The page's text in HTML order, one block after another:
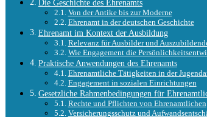
Die Geschichte des Ehrenamts
Von der Antike bis zur Moderne
Ehrenamt in der deutschen Geschichte
Ehrenamt im Kontext der Ausbildung
Relevanz für Ausbilder und
Wie Engagement die
Praktische Anwendungen des Ehrenamts
Ehrenamtliche Tätigkeiten in der
Engagement in sozialen Einrichtungen
Gesetzliche Rahmenbedingungen für
Rechte und Pflichten von Ehrenamtlichen
Versicherungsschutz und